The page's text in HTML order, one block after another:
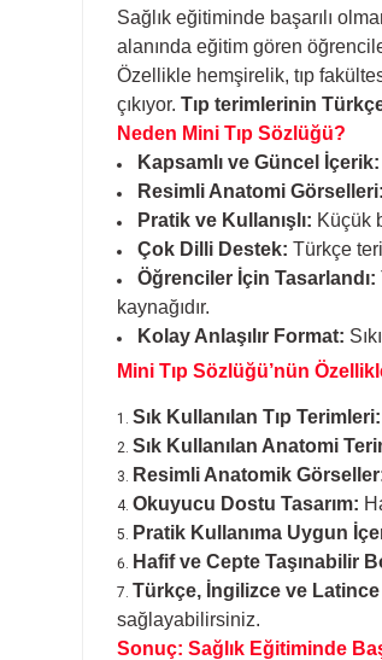
Sağlık eğitiminde başarılı
alanında eğitim gören
Özellikle hemşirelik, tıp
çıkıyor. Tıp terimlerinin
Neden Mini Tıp Sözlüğü?
Kapsamlı ve Güncel İçerik:
Resimli Anatomi Görselleri:
Pratik ve Kullanışlı: Küçük
Çok Dilli Destek: Türkçe
Öğrenciler İçin Tasarlandı:
kaynağıdır.
Kolay Anlaşılır Format:
Mini Tıp Sözlüğü’nün
Sık Kullanılan Tıp Terimleri:
Sık Kullanılan Anatomi
Resimli Anatomik
Okuyucu Dostu Tasarım:
Pratik Kullanıma Uygun
Hafif ve Cepte Taşınabilir
Türkçe, İngilizce ve Latince
sağlayabilirsiniz.
Sonuç: Sağlık Eğitiminde